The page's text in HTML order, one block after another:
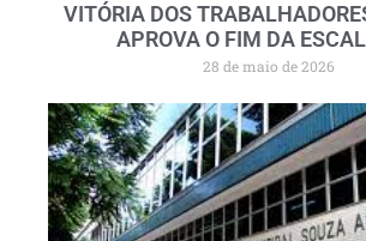
VITÓRIA DOS
APROVA O FIM DA
28 de maio de 2026